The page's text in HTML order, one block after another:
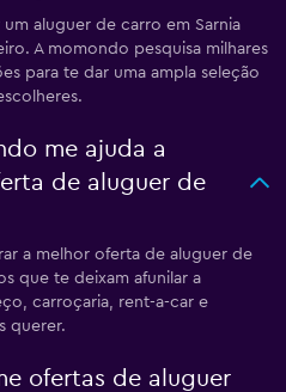
aluguer de carro em Sarnia
A momondo pesquisa milhares
para te dar uma ampla seleção
me ajuda a
de aluguer de
a melhor oferta de aluguer de
que te deixam afunilar a
carroçaria, rent-a-car e
querer.
ofertas de aluguer